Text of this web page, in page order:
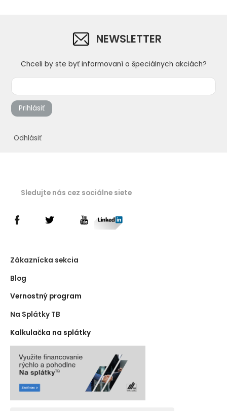
NEWSLETTER
Chceli by ste byť informovaní o špeciálnych akciách?
Prihlásiť
Odhlásiť
Sledujte nás cez sociálne siete
Zákaznícka sekcia
Blog
Vernostný program
Na Splátky TB
Kalkulačka na splátky